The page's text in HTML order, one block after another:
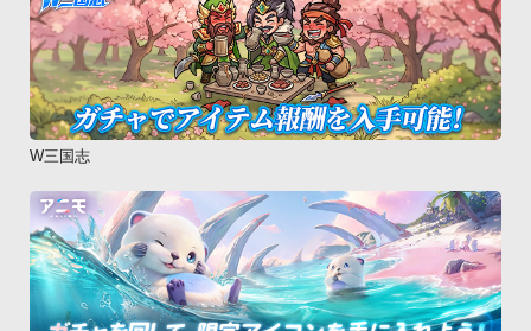
W三国志